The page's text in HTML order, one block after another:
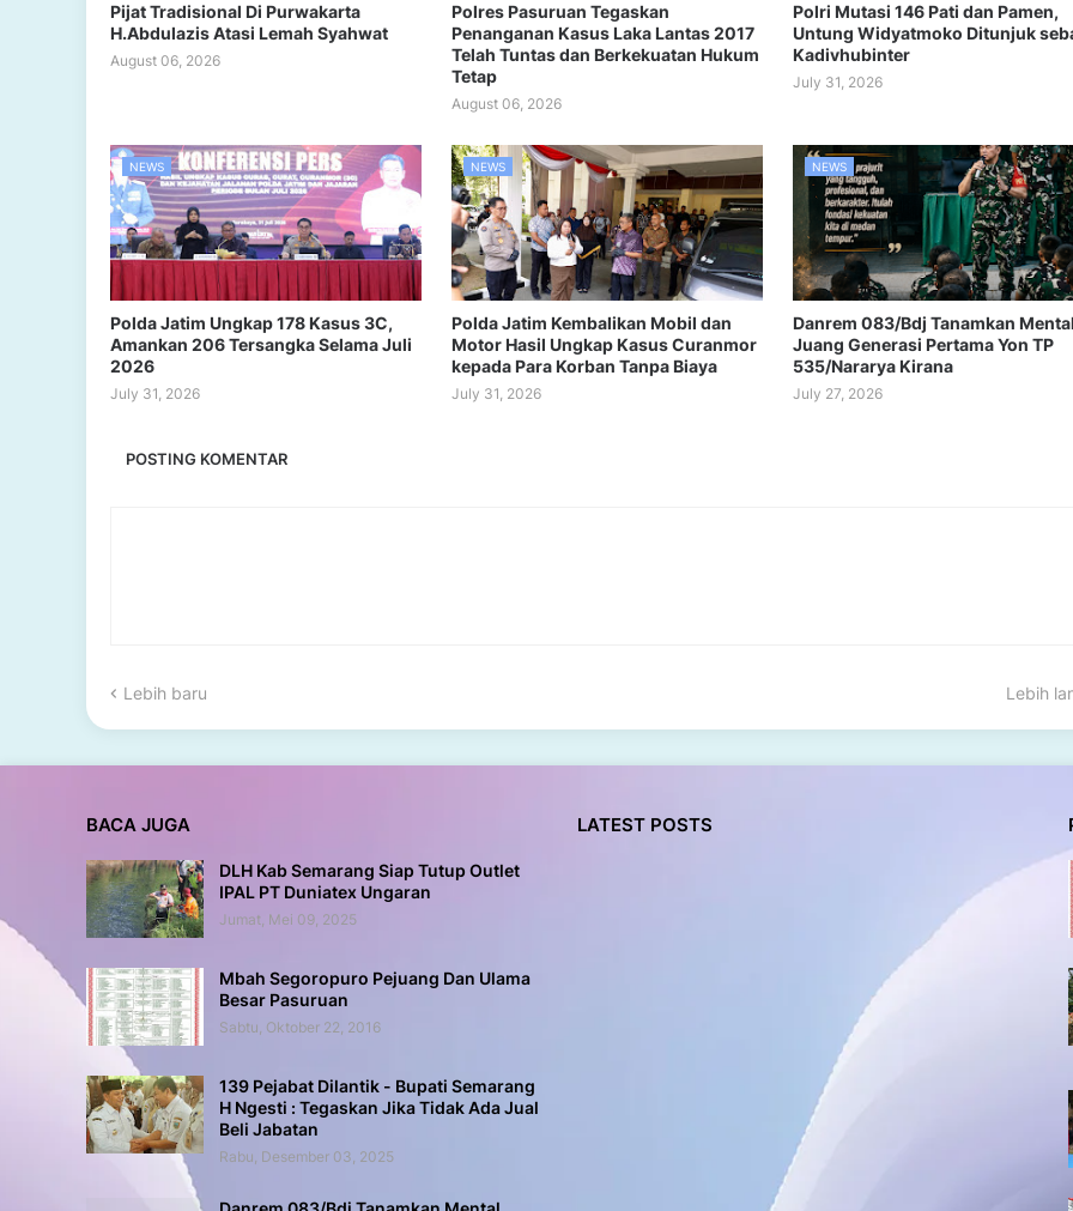
Pijat Tradisional Di Purwakarta
H.Abdulazis Atasi Lemah Syahwat
August 06, 2026
Polres Pasuruan Tegaskan
Penanganan Kasus Laka Lantas 2017
Telah Tuntas dan Berkekuatan Hukum
Tetap
August 06, 2026
Polri Mutasi 146 Pati dan Pamen,
Untung Widyatmoko Ditunjuk
Kadivhubinter
July 31, 2026
NEWS
Polda Jatim Ungkap 178 Kasus 3C,
Amankan 206 Tersangka Selama Juli
2026
July 31, 2026
NEWS
Polda Jatim Kembalikan Mobil dan
Motor Hasil Ungkap Kasus Curanmor
kepada Para Korban Tanpa Biaya
July 31, 2026
NEWS
Danrem 083/Bdj Tanamkan
Juang Generasi Pertama Yon TP
535/Nararya Kirana
July 27, 2026
POSTING KOMENTAR
Lebih baru Lebih
BACA JUGA
DLH Kab Semarang Siap Tutup Outlet
IPAL PT Duniatex Ungaran
Jumat, Mei 09, 2025
Mbah Segoropuro Pejuang Dan Ulama
Besar Pasuruan
Sabtu, Oktober 22, 2016
139 Pejabat Dilantik - Bupati Semarang
H Ngesti : Tegaskan Jika Tidak Ada Jual
Beli Jabatan
Rabu, Desember 03, 2025
LATEST POSTS